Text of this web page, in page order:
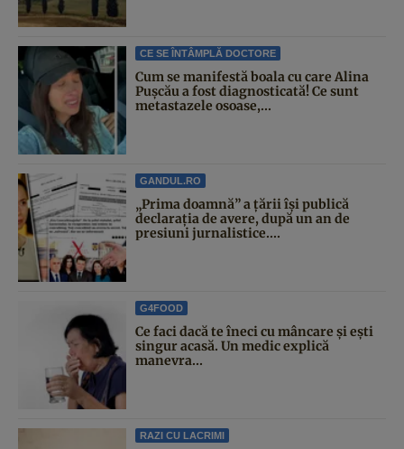
CE SE ÎNTÂMPLĂ DOCTORE
Cum se manifestă boala cu care Alina
Pușcău a fost diagnosticată! Ce sunt
metastazele osoase,...
GANDUL.RO
„Prima doamnă” a țării își publică
declarația de avere, după un an de
presiuni jurnalistice....
G4FOOD
Ce faci dacă te îneci cu mâncare și ești
singur acasă. Un medic explică
manevra...
RAZI CU LACRIMI